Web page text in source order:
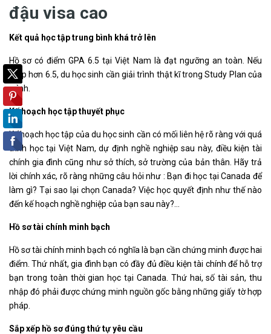
đậu visa cao
Kết quả học tập trung bình khá trở lên
Hồ sơ có điểm GPA 6.5 tại Việt Nam là đạt ngưỡng an toàn. Nếu
thấp hơn 6.5, du học sinh cần giải trình thật kĩ trong Study Plan của
mình.
Kế hoạch học tập thuyết phục
Kế hoạch học tập của du học sinh cần có mối liên hệ rõ ràng với quá
trình học tại Việt Nam, dự định nghề nghiệp sau này, điều kiện tài
chính gia đình cũng như sở thích, sở trường của bản thân. Hãy trả
lời chính xác, rõ ràng những câu hỏi như : Bạn đi học tại Canada để
làm gì? Tại sao lại chọn Canada? Việc học quyết định như thế nào
đến kế hoạch nghề nghiệp của bạn sau này?…
Hồ sơ tài chính minh bạch
Hồ sơ tài chính minh bạch có nghĩa là bạn cần chứng minh được hai
điểm. Thứ nhất, gia đình bạn có đầy đủ điều kiện tài chính để hỗ trợ
bạn trong toàn thời gian học tại Canada. Thứ hai, số tài sản, thu
nhập đó phải được chứng minh nguồn gốc bằng những giấy tờ hợp
pháp.
Sắp xếp hồ sơ đúng thứ tự yêu cầu